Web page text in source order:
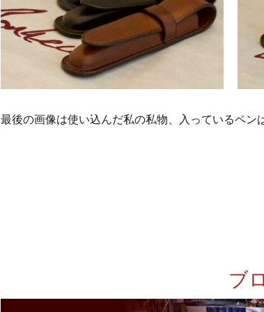
最後の画像は使い込んだ私の私物、入っているペン
ブ